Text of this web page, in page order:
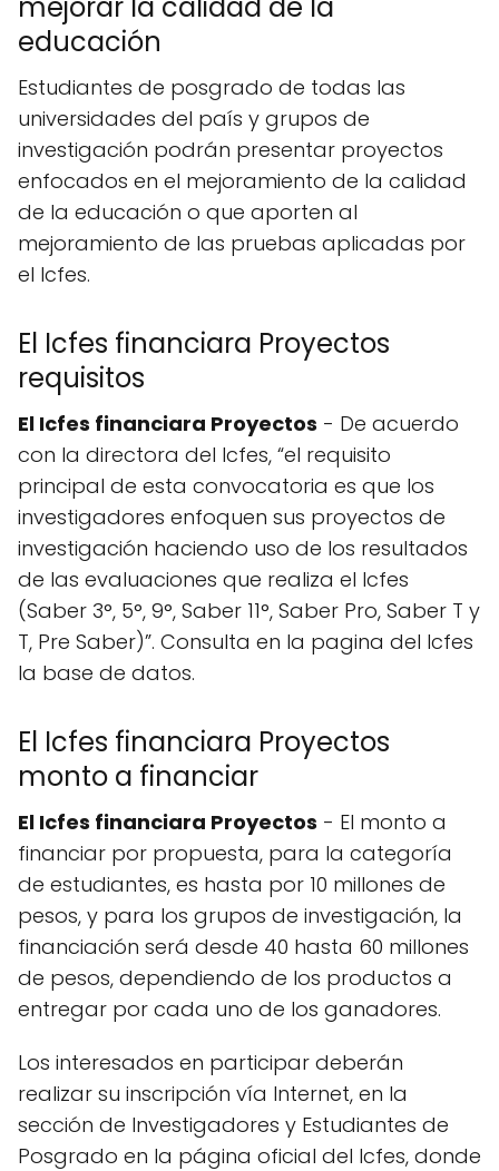
educación
Estudiantes de posgrado de todas las
universidades del país y grupos de
investigación podrán presentar proyectos
enfocados en el mejoramiento de la calidad
de la educación o que aporten al
mejoramiento de las pruebas aplicadas por
el Icfes.
El Icfes financiara Proyectos
requisitos
El Icfes financiara Proyectos - De acuerdo
con la directora del Icfes, “el requisito
principal de esta convocatoria es que los
investigadores enfoquen sus proyectos de
investigación haciendo uso de los resultados
de las evaluaciones que realiza el Icfes
(Saber 3°, 5°, 9°, Saber 11°, Saber Pro, Saber T y
T, Pre Saber)”. Consulta en la pagina del Icfes
la base de datos.
El Icfes financiara Proyectos
monto a financiar
El Icfes financiara Proyectos - El monto a
financiar por propuesta, para la categoría
de estudiantes, es hasta por 10 millones de
pesos, y para los grupos de investigación, la
financiación será desde 40 hasta 60 millones
de pesos, dependiendo de los productos a
entregar por cada uno de los ganadores.
Los interesados en participar deberán
realizar su inscripción vía Internet, en la
sección de Investigadores y Estudiantes de
Posgrado en la página oficial del Icfes, donde